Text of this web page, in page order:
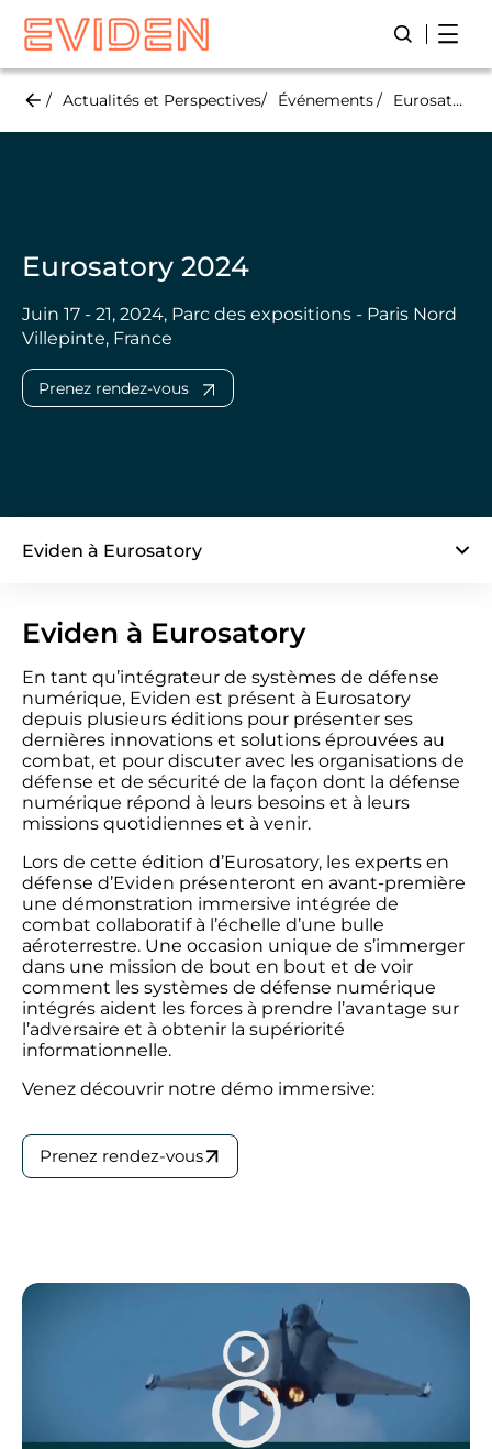
Skip
main
Lancer/
Actualités et Perspectives Événements Eurosatory 2024
Eurosatory 2024
Juin 17 - 21, 2024, Parc des expositions - Paris Nord
Villepinte, France
Prenez rendez-vous
Eviden à Eurosatory
Eviden à Eurosatory
En tant qu’intégrateur de systèmes de défense
numérique, Eviden est présent à Eurosatory
depuis plusieurs éditions pour présenter ses
dernières innovations et solutions éprouvées au
combat, et pour discuter avec les organisations de
défense et de sécurité de la façon dont la défense
numérique répond à leurs besoins et à leurs
missions quotidiennes et à venir.
Lors de cette édition d’Eurosatory, les experts en
défense d’Eviden présenteront en avant-première
une démonstration immersive intégrée de
combat collaboratif à l’échelle d’une bulle
aéroterrestre. Une occasion unique de s’immerger
dans une mission de bout en bout et de voir
comment les systèmes de défense numérique
intégrés aident les forces à prendre l’avantage sur
l’adversaire et à obtenir la supériorité
informationnelle.
Venez découvrir notre démo immersive:
Prenez rendez-vous